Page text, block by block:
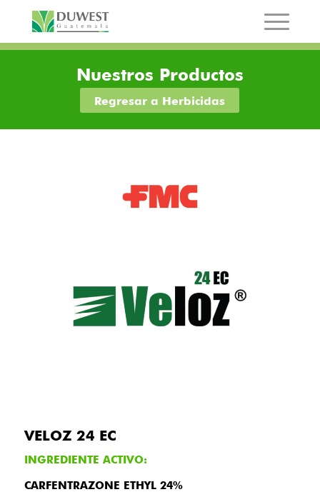
Nuestros Productos
Regresar a Herbicidas
VELOZ 24 EC
INGREDIENTE ACTIVO:
CARFENTRAZONE ETHYL 24%